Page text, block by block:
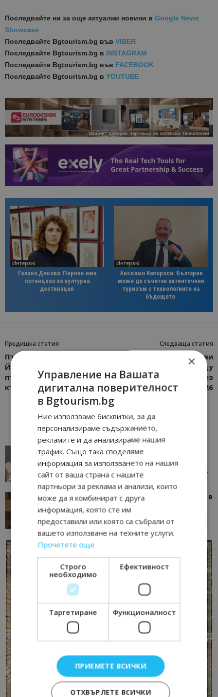
Последвайте ни за още актуални новини в Google News
Showcase
Последвайте Bgtourism.bg във VIBER
Последвайте Bgtourism.bg в INSTAGRAM
Последвайте Bgtourism.bg във FACEBOOK
Последвайте Bgtourism.bg в YOUTUBE
Интервю
Галина Декова: Перник има
потенциал за културна
дестинация
Интервю
Анселмо Капороси: България
може да съчетае автентичния
туризъм с технологиите на
бъдещето
Предишна статия
Път до мощите на Свети
Йоан Кръстител – едно
пътуване през Странджа
към морето
Следваща статия
Air Serbia възобнови
полетите между
Белград и Варна през
Лято 2026
AI в туризма: защо камериерка може да се
05/08/2026 08:28
Тим Браун: Хотелите губят пари заради грешки в
AI Travel Economy с Елица Стоилова 13/07/2026 09:02
×
Управление на Вашата
дигитална поверителност
в Bgtourism.bg
Ние използваме бисквитки, за да
персонализираме съдържанието,
рекламите и да анализираме нашия
трафик. Също така споделяме
информация за използването на нашия
сайт от ваша страна с нашите
партньори за реклама и анализи, които
може да я комбинират с друга
информация, която сте им
предоставили или която са събрали от
вашето използване на техните услуги.
Прочетете още
Строго
необходимо
Ефективност
Таргетиране Функционалност
ПРИЕМЕТЕ ВСИЧКИ
ОТХВЪРЛЕТЕ ВСИЧКИ